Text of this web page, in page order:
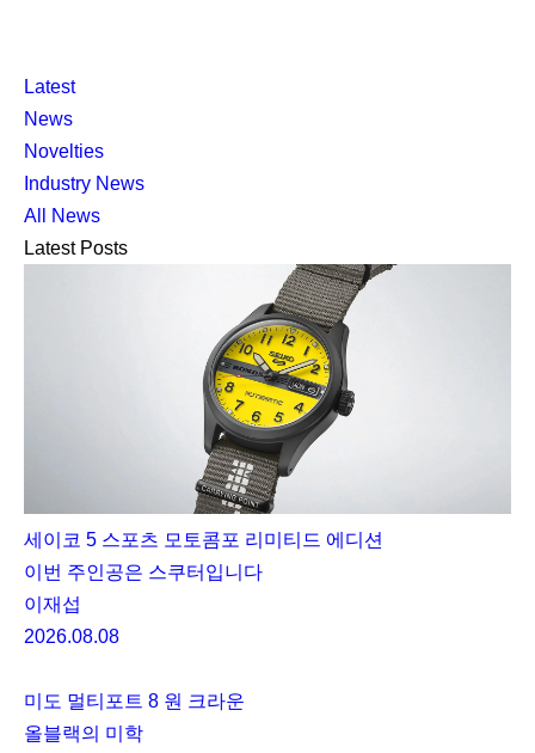
K
L
O
C
C
A
닫
기
K
L
O
C
C
A
Latest
News
Novelties
Industry News
All News
Latest Posts
세이코 5 스포츠 모토콤포 리미티드 에디션
이번 주인공은 스쿠터입니다
이재섭
2026.08.08
미도 멀티포트 8 원 크라운
올블랙의 미학